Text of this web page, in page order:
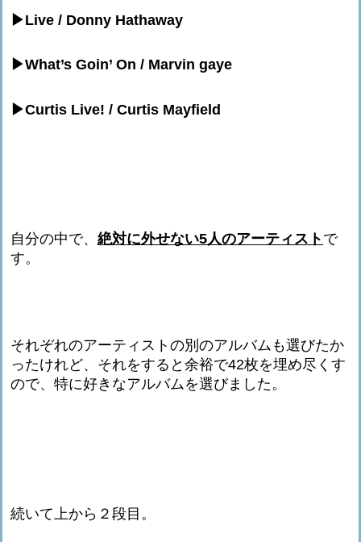
▶︎Live / Donny Hathaway
▶︎What’s Goin’ On / Marvin gaye
▶︎Curtis Live! / Curtis Mayfield
自分の中で、 絶対に外せない5人のアーティスト で
す。
それぞれのアーティストの別のアルバムも選びたか
ったけれど、それをすると余裕で42枚を埋め尽くす
ので、特に好きなアルバムを選びました。
続いて上から２段目。